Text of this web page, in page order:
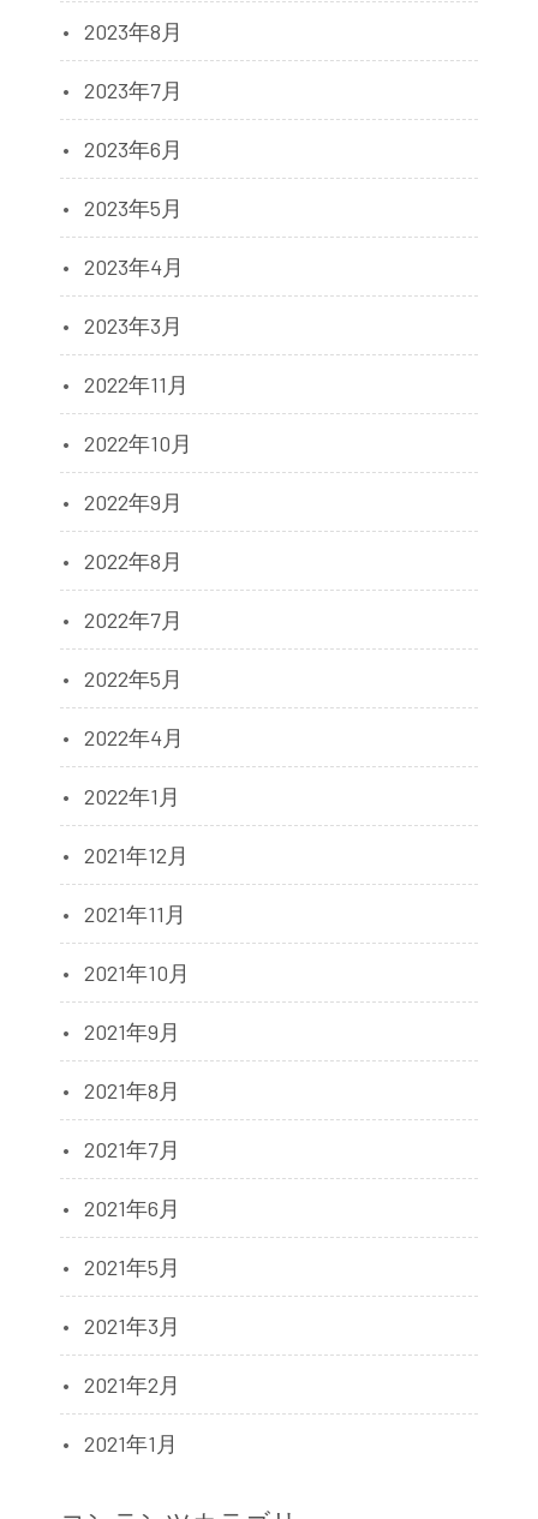
2023年8月
2023年7月
2023年6月
2023年5月
2023年4月
2023年3月
2022年11月
2022年10月
2022年9月
2022年8月
2022年7月
2022年5月
2022年4月
2022年1月
2021年12月
2021年11月
2021年10月
2021年9月
2021年8月
2021年7月
2021年6月
2021年5月
2021年3月
2021年2月
2021年1月